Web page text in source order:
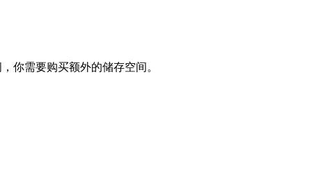
你需要购买额外的储存空间。